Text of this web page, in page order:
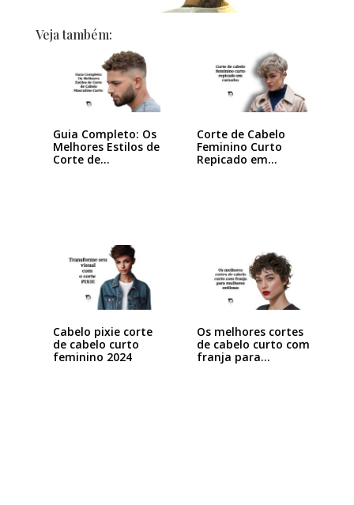
Veja também:
Guia Completo: Os
Melhores Estilos de
Corte de…
Corte de Cabelo
Feminino Curto
Repicado em
Cabelo pixie corte
de cabelo curto
feminino 2024
Os melhores cortes
de cabelo curto com
franja para…